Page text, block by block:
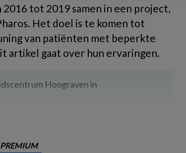
tot 2019 samen in een project,
Het doel is te komen tot
van patiënten met beperkte
artikel gaat over hun ervaringen.
Hoograven in
PREMIUM